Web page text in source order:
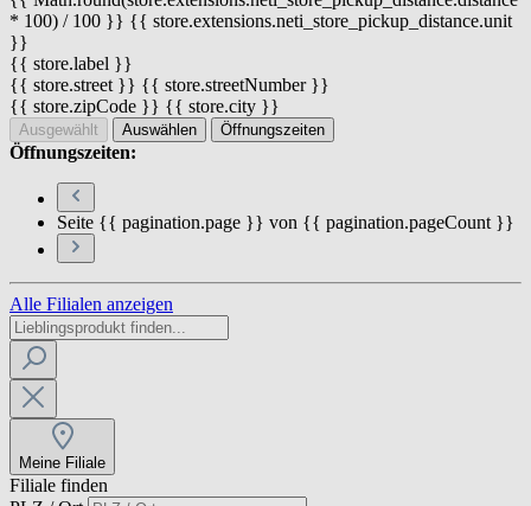
* 100) / 100 }} {{ store.extensions.neti_store_pickup_distance.unit
}}
{{ store.label }}
{{ store.street }} {{ store.streetNumber }}
{{ store.zipCode }} {{ store.city }}
Ausgewählt Auswählen Öffnungszeiten
Öffnungszeiten:
Seite {{ pagination.page }} von {{ pagination.pageCount }}
Alle Filialen anzeigen
Meine Filiale
Filiale finden